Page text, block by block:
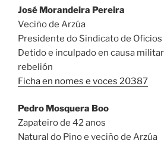
José Morandeira Pereira
Veciño de Arzúa
Presidente do Sindicato de Oficios
Detido e inculpado en causa
rebelión
Ficha en nomes e voces 20387
Pedro Mosquera Boo
Zapateiro de 42 anos
Natural do Pino e veciño de Arzúa